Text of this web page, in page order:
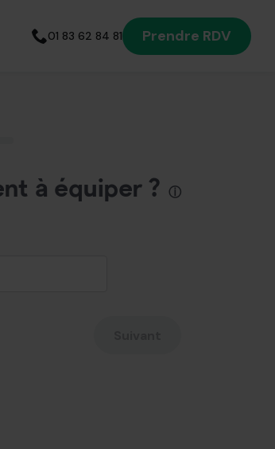
01 83 62 84 81 Prendre RDV